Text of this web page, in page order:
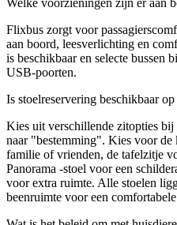
Flixbus zorgt voor
aan boord, leesverlichting en
is beschikbaar en selecte bussen
USB-poorten.
Is stoelreservering beschikbaar
Kies uit verschillende zitopties
naar "bestemming". Kies voor de
familie of vrienden, de tafelzitje
Panorama -stoel voor een
voor extra ruimte. Alle stoelen
beenruimte voor een